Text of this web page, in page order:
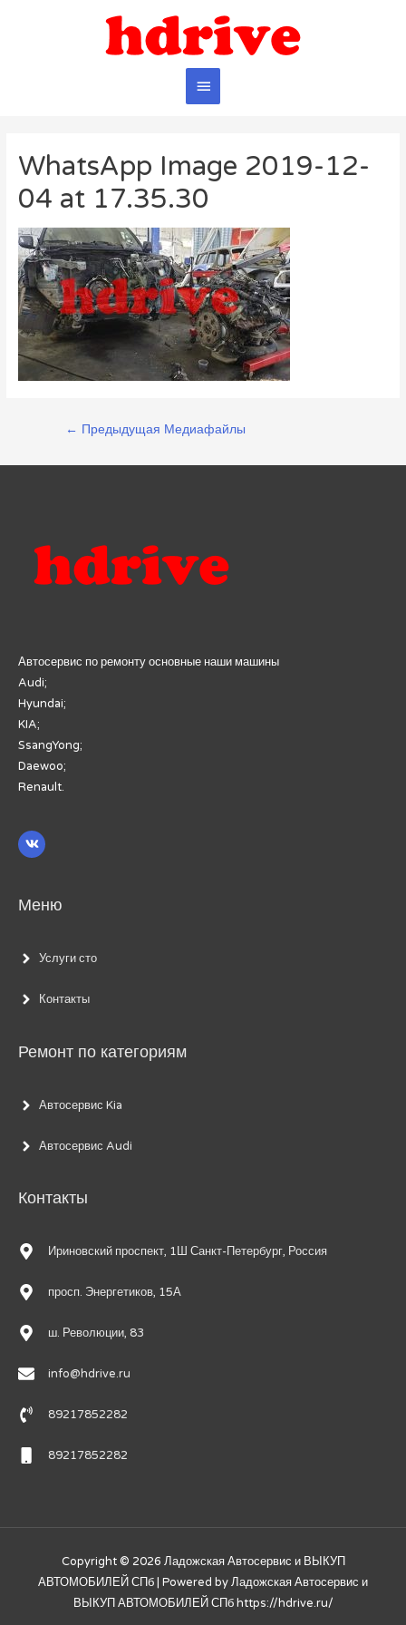
Главное
WhatsApp Image 2019-12-
04 at 17.35.30
Навигация
по
← Предыдущая Медиафайлы
Автосервис по ремонту основные наши машины
Audi;
Hyundai;
KIA;
SsangYong;
Daewoo;
Renault.
Меню
Услуги сто
Контакты
Ремонт по категориям
Автосервис Kia
Автосервис Audi
Контакты
Ириновский проспект, 1Ш Санкт-Петербург, Россия
просп. Энергетиков, 15А
ш. Революции, 83
info@hdrive.ru
89217852282
89217852282
Copyright © 2026 Ладожская Автосервис и ВЫКУП
АВТОМОБИЛЕЙ СПб| Powered byЛадожская Автосервис и
ВЫКУП АВТОМОБИЛЕЙ СПбhttps://hdrive.ru/